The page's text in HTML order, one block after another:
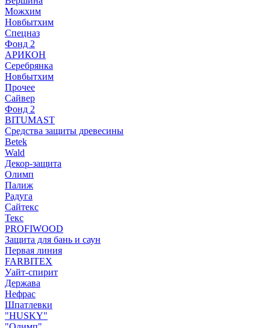
Можхим
Новбытхим
Спецназ
Фонд 2
АРИКОН
Серебрянка
Новбытхим
Прочее
Сайвер
Фонд 2
BITUMAST
Средства защиты древесины
Betek
Wald
Декор-защита
Олимп
Палиж
Радуга
Сайтекс
Текс
PROFIWOOD
Защита для бань и саун
Первая линия
FARBITEX
Уайт-спирит
Держава
Нефрас
Шпатлевки
"HUSKY"